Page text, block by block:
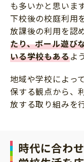
も多いかと思いま
下校後の校庭利用
放課後の利用を認
たり、ボール遊び
いる学校もあるよ
地域や学校によっ
保する観点から、
放する取り組みを
時代に合わ